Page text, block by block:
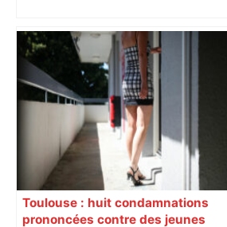
Près de Toulouse : dans cette zone
économique, un axe majeur va être
fermé en fin de soirée, voici les
déviations – Actu.fr
Toulouse : huit condamnations
prononcées contre des jeunes